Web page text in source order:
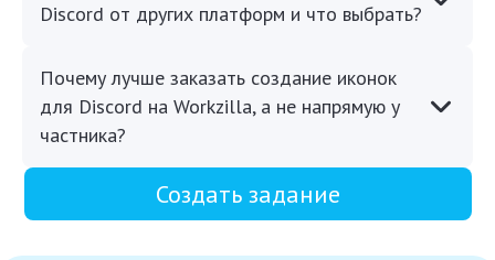
Discord от других платформ и что выбрать?
Почему лучше заказать создание иконок
для Discord на Workzilla, а не напрямую у
частника?
Создать задание